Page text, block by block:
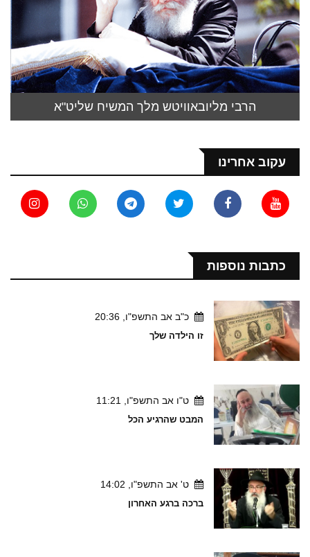
הרבי מליובאוויטש מלך המשיח שליט"א
עקוב אחרינו
כתבות נוספות
כ"ב אב התשפ"ו, 20:36
זו הילדה שלך
ט"ו אב התשפ"ו, 11:21
המבט שהרגיע הכל
ט' אב התשפ"ו, 14:02
ברכה ברגע האחרון